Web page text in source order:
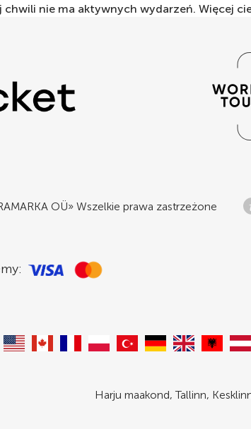
chwili nie ma aktywnych wydarzeń. Więcej
OÜ» Wszelkie prawa zastrzeżone
Harju maakond, Tallinn,